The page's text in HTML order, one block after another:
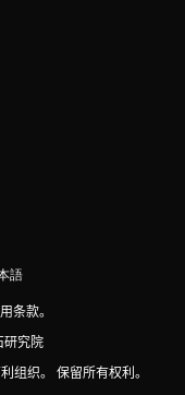
語
条款。
研究院
组织。 保留所有权利。